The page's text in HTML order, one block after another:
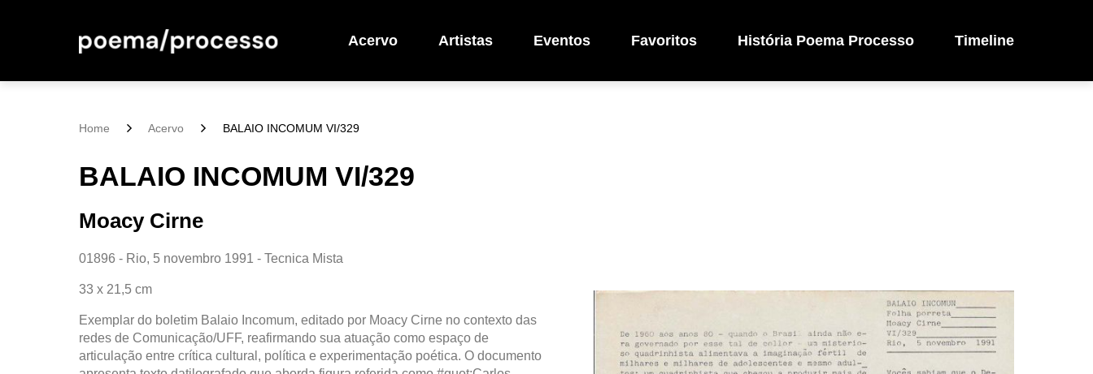
Acervo Artistas Eventos Favoritos História Poema Processo Timeline
Home Acervo BALAIO INCOMUM VI/329
BALAIO INCOMUM VI/329
Moacy Cirne
01896 - Rio, 5 novembro 1991 - Tecnica Mista
33 x 21,5 cm
Exemplar do boletim Balaio Incomum, editado por Moacy Cirne no contexto das
redes de Comunicação/UFF, reafirmando sua atuação como espaço de
articulação entre crítica cultural, política e experimentação poética. O documento